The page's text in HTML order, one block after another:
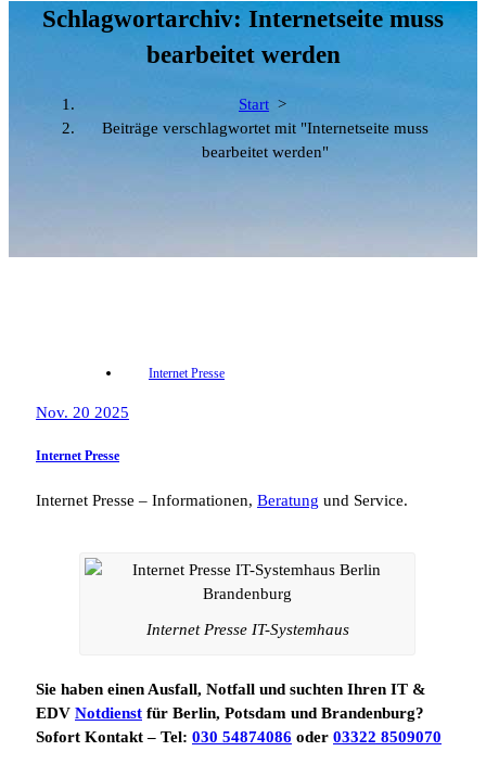
Schlagwortarchiv: Internetseite muss
bearbeitet werden
Start >
Beiträge verschlagwortet mit "Internetseite muss
bearbeitet werden"
Internet Presse
Nov. 20 2025
Internet Presse
Internet Presse – Informationen, Beratung und Service.
Internet Presse IT-Systemhaus
Sie haben einen Ausfall, Notfall und suchten Ihren IT &
EDV Notdienst für Berlin, Potsdam und Brandenburg?
Sofort Kontakt – Tel: 030 54874086 oder 03322 8509070